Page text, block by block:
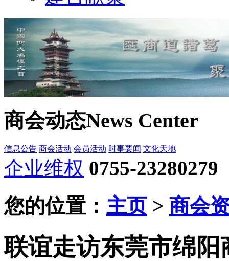
商会动态News Center
信息公告 商会活动 会员活动 时事要闻 文化天地
企业维权 0755-23280279
您的位置： 主页> 商会
联谊走访东莞市绵阳